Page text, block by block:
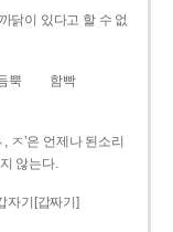
닭이 있다고 할 수 없
뿍
함빡
ㅈ’은 언제나 된소리
않는다.
자기[갑짜기]